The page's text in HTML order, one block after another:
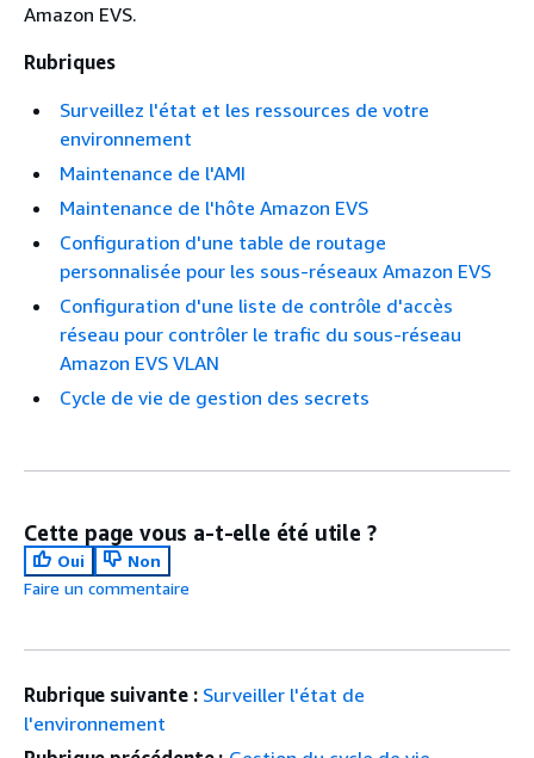
Amazon EVS.
Rubriques
Surveillez l'état et les ressources de votre
environnement
Maintenance de l'AMI
Maintenance de l'hôte Amazon EVS
Configuration d'une table de routage
personnalisée pour les sous-réseaux Amazon EVS
Configuration d'une liste de contrôle d'accès
réseau pour contrôler le trafic du sous-réseau
Amazon EVS VLAN
Cycle de vie de gestion des secrets
Cette page vous a-t-elle été utile ?
Oui
Non
Faire un commentaire
Rubrique suivante : Surveiller l'état de
l'environnement